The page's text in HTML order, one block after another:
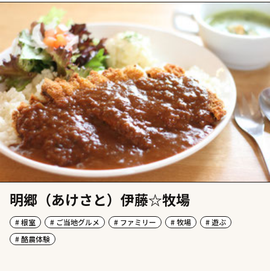
明郷（あけさと）伊藤☆牧場
# 根室 # ご当地グルメ # ファミリー # 牧場
# 遊ぶ
# 酪農体験